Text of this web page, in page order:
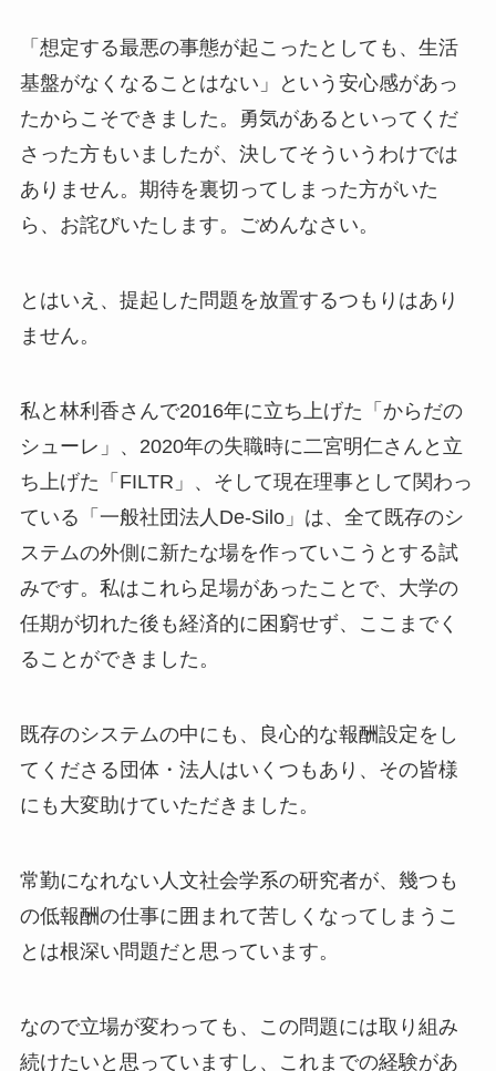
「想定する最悪の事態が起こったとしても、生活
基盤がなくなることはない」という安心感があっ
たからこそできました。勇気があるといってくだ
さった方もいましたが、決してそういうわけでは
ありません。期待を裏切ってしまった方がいた
ら、お詫びいたします。ごめんなさい。
とはいえ、提起した問題を放置するつもりはあり
ません。
私と林利香さんで2016年に立ち上げた「からだの
シューレ」、2020年の失職時に二宮明仁さんと立
ち上げた「FILTR」、そして現在理事として関わっ
ている「一般社団法人De-Silo」は、全て既存のシ
ステムの外側に新たな場を作っていこうとする試
みです。私はこれら足場があったことで、大学の
任期が切れた後も経済的に困窮せず、ここまでく
ることができました。
既存のシステムの中にも、良心的な報酬設定をし
てくださる団体・法人はいくつもあり、その皆様
にも大変助けていただきました。
常勤になれない人文社会学系の研究者が、幾つも
の低報酬の仕事に囲まれて苦しくなってしまうこ
とは根深い問題だと思っています。
なので立場が変わっても、この問題には取り組み
続けたいと思っていますし、これまでの経験があ